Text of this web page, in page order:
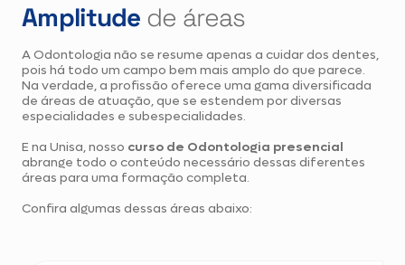
Amplitude de áreas
A Odontologia não se resume apenas a cuidar dos dentes,
pois há todo um campo bem mais amplo do que parece.
Na verdade, a profissão oferece uma gama diversificada
de áreas de atuação, que se estendem por diversas
especialidades e subespecialidades.
E na Unisa, nosso curso de Odontologia presencial
abrange todo o conteúdo necessário dessas diferentes
áreas para uma formação completa.
Confira algumas dessas áreas abaixo: